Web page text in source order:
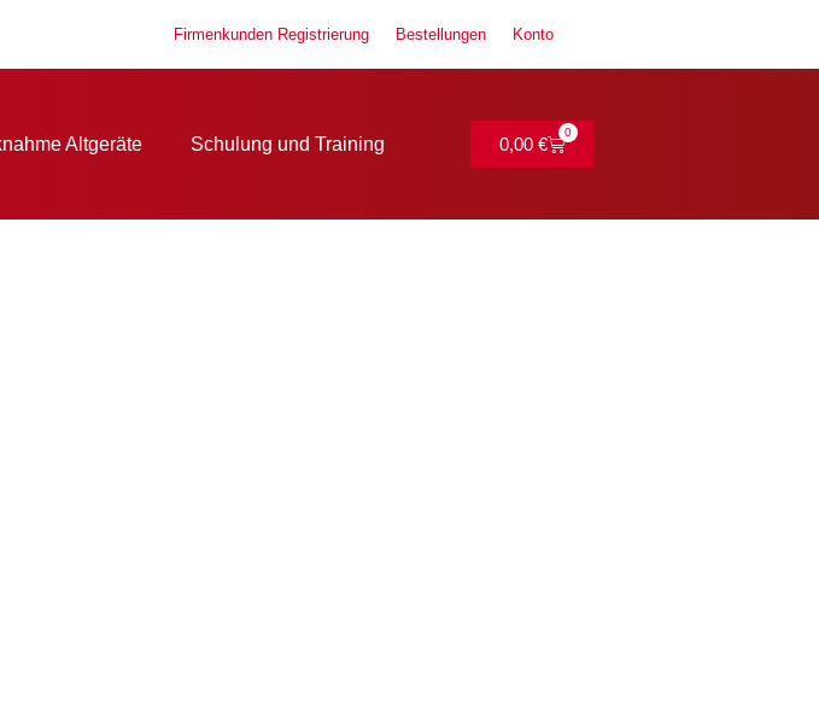
Firmenkunden Registrierung Bestellungen Konto
Altgeräte Schulung und Training 0,00€
0